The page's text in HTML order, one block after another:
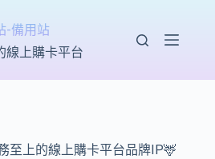
-備用站
線上購卡平台
至上的線上購卡平台品牌IP🦌